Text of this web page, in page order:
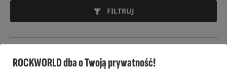
ROCKWORLD dba o Twoją prywatność!
FILTRUJ
NAMIOTY KARPIOWE FOX